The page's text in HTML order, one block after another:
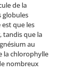
de la
globules
que les
tandis que la
au
la chlorophylle
nombreux